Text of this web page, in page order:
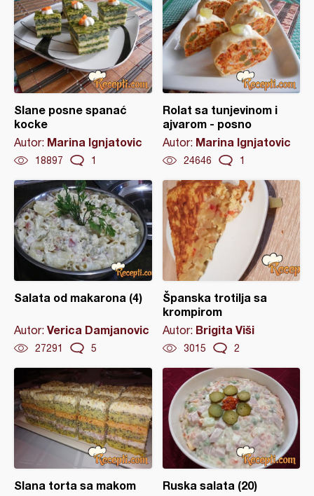
Slane posne spanać
kocke
Autor: Marina Ignjatovic
18897 1
Rolat sa tunjevinom i
ajvarom - posno
Autor: Marina Ignjatovic
24646 1
Salata od makarona (4)
Autor: Verica Damjanovic
27291 5
Španska trotilja sa
krompirom
Autor: Brigita Viši
3015 2
Slana torta sa makom Ruska salata (20)